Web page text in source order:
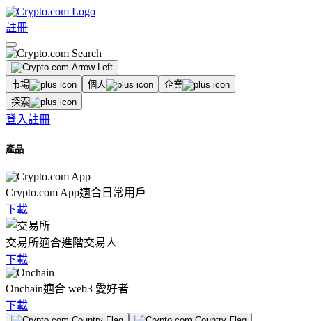
註冊
市場 個人
企業
探索
登入註冊
產品
Crypto.com App適合日常用戶
下載
交易所適合進階交易人
下載
Onchain適合 web3 愛好者
下載